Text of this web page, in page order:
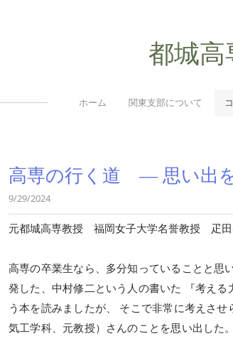
都城高
ホーム 関東支部について
高専の行く道 ― 思い出
9/29/2024
元都城高専教授 福岡女子大学名誉教授 疋田
高専の卒業生なら、多分知っていることと思
発した、中村修二という人の書いた 『考え
う本を読みましたが、 そこで非常に考えさ
気工学科、元教授）さんのことを思い出した